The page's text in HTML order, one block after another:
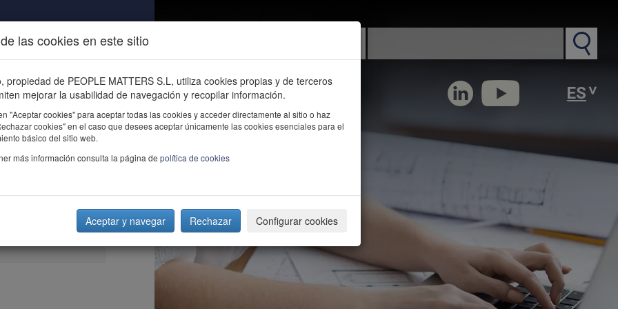
ÚNETE CONTACTO
se convierte
las cookies en este sitio
propiedad de PEOPLE MATTERS S.L, utiliza cookies propias y de terceros
mejorar la usabilidad de navegación y recopilar información.
"Aceptar cookies" para aceptar todas las cookies y acceder directamente al sitio o haz
cookies" en el caso que desees aceptar únicamente las cookies esenciales para el
básico del sitio web.
más información consulta la página de política de cookies
Aceptar y navegar Rechazar Configurar cookies